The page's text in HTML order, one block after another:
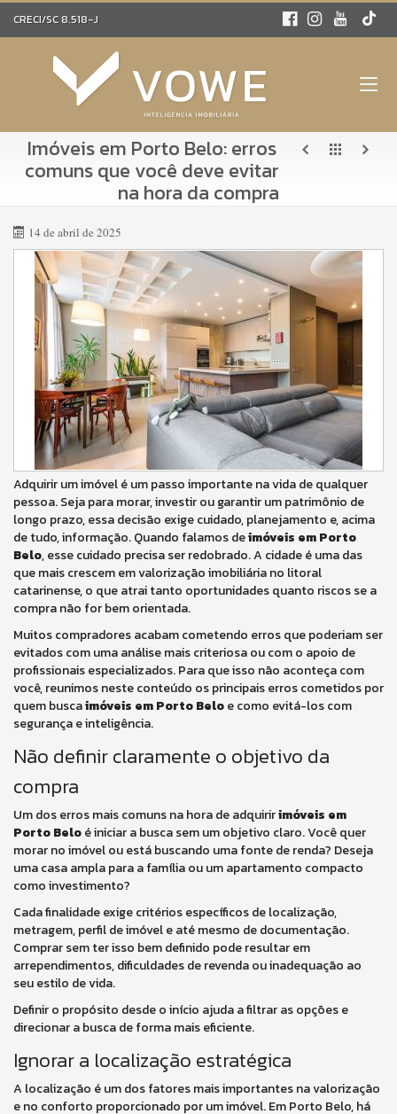
CRECI/SC 8.518-J
Imóveis em Porto Belo: erros
comuns que você deve evitar
na hora da compra
14 de abril de 2025
Adquirir um imóvel é um passo importante na vida de qualquer
pessoa. Seja para morar, investir ou garantir um patrimônio de
longo prazo, essa decisão exige cuidado, planejamento e, acima
de tudo, informação. Quando falamos deimóveis em Porto
Belo, esse cuidado precisa ser redobrado. A cidade é uma das
que mais crescem em valorização imobiliária no litoral
catarinense, o que atrai tanto oportunidades quanto riscos se a
compra não for bem orientada.
Muitos compradores acabam cometendo erros que poderiam ser
evitados com uma análise mais criteriosa ou com o apoio de
profissionais especializados. Para que isso não aconteça com
você, reunimos neste conteúdo os principais erros cometidos por
quem buscaimóveis em Porto Beloe como evitá-los com
segurança e inteligência.
Não definir claramente o objetivo da
compra
Um dos erros mais comuns na hora de adquiririmóveis em
Porto Beloé iniciar a busca sem um objetivo claro. Você quer
morar no imóvel ou está buscando uma fonte de renda? Deseja
uma casa ampla para a família ou um apartamento compacto
como investimento?
Cada finalidade exige critérios específicos de localização,
metragem, perfil de imóvel e até mesmo de documentação.
Comprar sem ter isso bem definido pode resultar em
arrependimentos, dificuldades de revenda ou inadequação ao
seu estilo de vida.
Definir o propósito desde o início ajuda a filtrar as opções e
direcionar a busca de forma mais eficiente.
Ignorar a localização estratégica
A localização é um dos fatores mais importantes na valorização
e no conforto proporcionado por um imóvel. Em Porto Belo, há